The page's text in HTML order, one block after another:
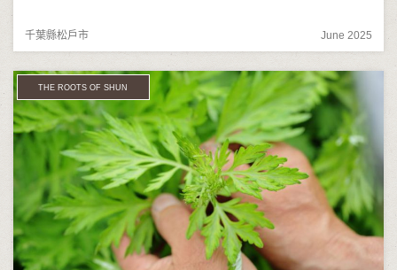
千葉縣松戶市 June 2025
THE ROOTS OF SHUN